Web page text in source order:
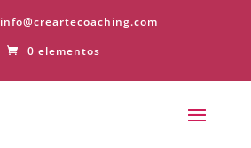
info@creartecoaching.com
0 elementos